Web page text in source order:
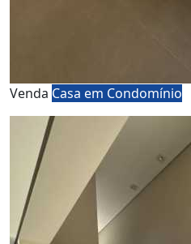
Venda Casa em Condomínio